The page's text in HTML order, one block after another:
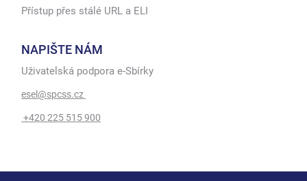
Přístup přes stálé URL a ELI
NAPIŠTE NÁM
Uživatelská podpora e-Sbírky
esel@spcss.cz
+420 225 515 900